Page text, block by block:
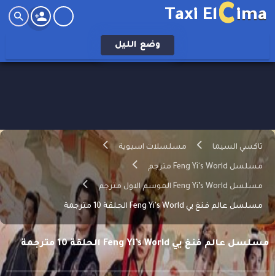
Taxi ElCima
وضع الليل
تاكسي السيما مسلسلات اسيوية
مسلسل Feng Yi's World مترجم
مسلسل Feng Yi’s World الموسم الاول مترجم
مسلسل عالم فنغ يي Feng Yi's World الحلقة 10 مترجمة
مسلسل عالم فنغ يي Feng Yi’s World الحلقة 10 مترجمة